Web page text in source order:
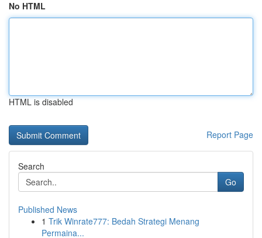
No HTML
HTML is disabled
Report Page
Search
Go
Published News
1 Trik Winrate777: Bedah Strategi Menang
Permaina...